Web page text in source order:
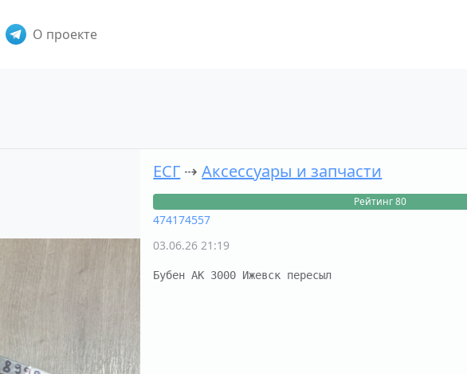
О проекте
ЕСГ ⇢Аксессуары и запчасти
Рейтинг 80
474174557
03.06.26 21:19
Бубен АК 3000 Ижевск пересыл